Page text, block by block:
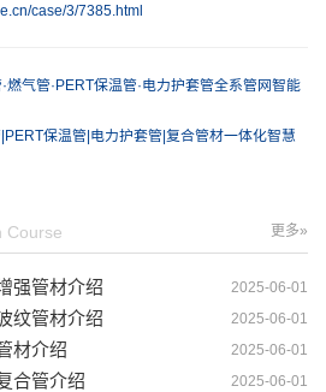
case/3/7385.html
燃气管·PERT保温管·电力护套管全系管网智能
保温管|电力护套管|复合管材一体化智慧
更多»
Course
2025-06-01
强管材介绍
2025-06-01
纹管材介绍
2025-06-01
材介绍
2025-06-01
合管介绍